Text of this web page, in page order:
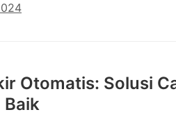
Otomatis: Solusi
Baik